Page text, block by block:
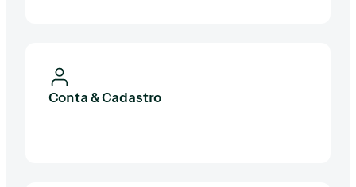
Conta & Cadastro